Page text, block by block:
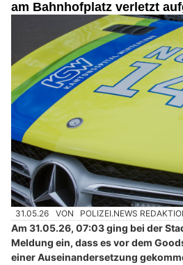
am Bahnhofplatz verletzt
31.05.26 VON POLIZEI.NEWS
Am 31.05.26, 07:03 ging bei der
Meldung ein, dass es vor dem
einer Auseinandersetzung